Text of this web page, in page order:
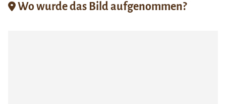
Wo wurde das Bild aufgenommen?